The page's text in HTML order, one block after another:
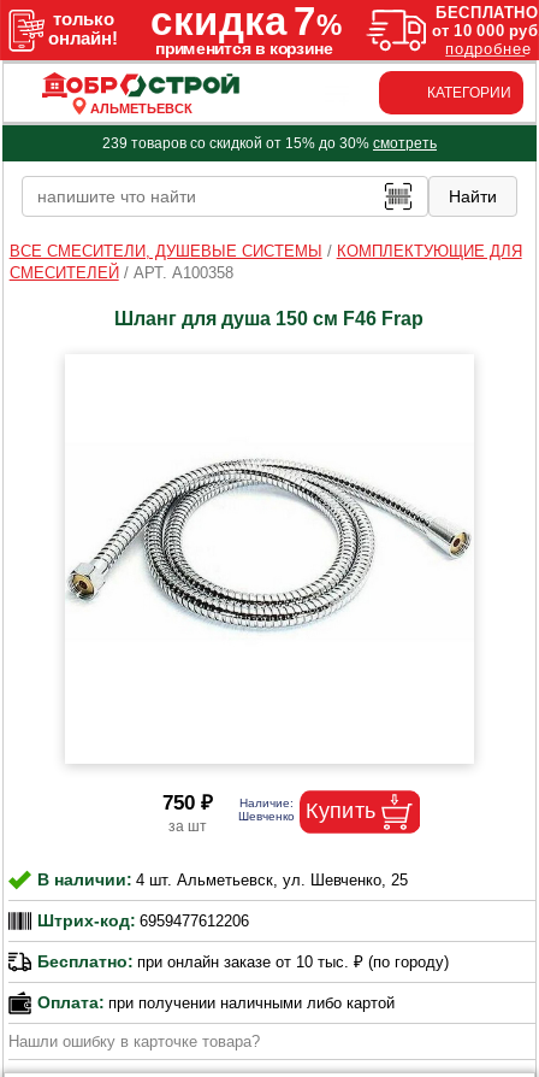
АЛЬМЕТЬЕВСК
КАТЕГОРИИ
239 товаров со скидкой от 15% до 30% смотреть
ВСЕ СМЕСИТЕЛИ, ДУШЕВЫЕ СИСТЕМЫ / КОМПЛЕКТУЮЩИЕ ДЛЯ
СМЕСИТЕЛЕЙ / АРТ. A100358
Шланг для душа 150 см F46 Frap
750 ₽
В наличии: 4 шт. Альметьевск, ул. Шевченко, 25
Штрих-код: 6959477612206
Бесплатно: при онлайн заказе от 10 тыс. ₽ (по городу)
Оплата: при получении наличными либо картой
Нашли ошибку в карточке товара?